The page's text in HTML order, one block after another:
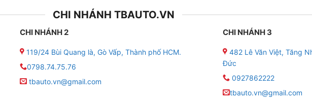
CHI NHÁNH TBAUTO.VN
CHI NHÁNH 2
119/24 Bùi Quang là, Gò Vấp, Thành phố HCM.
0798.74.75.76
tbauto.vn@gmail.com
CHI NHÁNH 3
482 Lê Văn Việt, Tăng
Đức
0927862222
tbauto.vn@gmail.com